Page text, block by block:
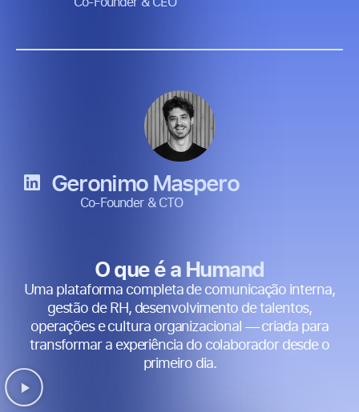
Geronimo Maspero
Co-Founder & CTO
O que é a Humand
Uma plataforma completa de comunicação interna,
gestão de RH, desenvolvimento de talentos,
operações e cultura organizacional — criada para
transformar a experiência do colaborador desde o
primeiro dia.